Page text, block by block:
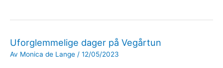
Uforglemmelige dager på Vegårtun
Av Monica de Lange / 12/05/2023